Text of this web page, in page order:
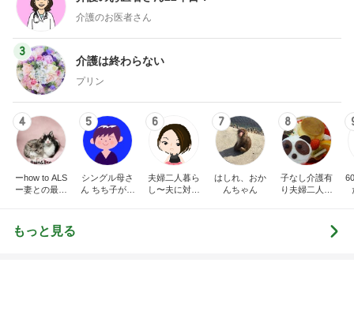
介護のお医者さん
3
介護は終わらない
プリン
4
ーhow to ALS
ー妻との最期
5
シングル母さ
ん ちち子が行
6
夫婦二人暮ら
し〜夫に対す
7
はしれ、おか
んちゃん
8
子なし介護有
り夫婦二人節
もっと見る